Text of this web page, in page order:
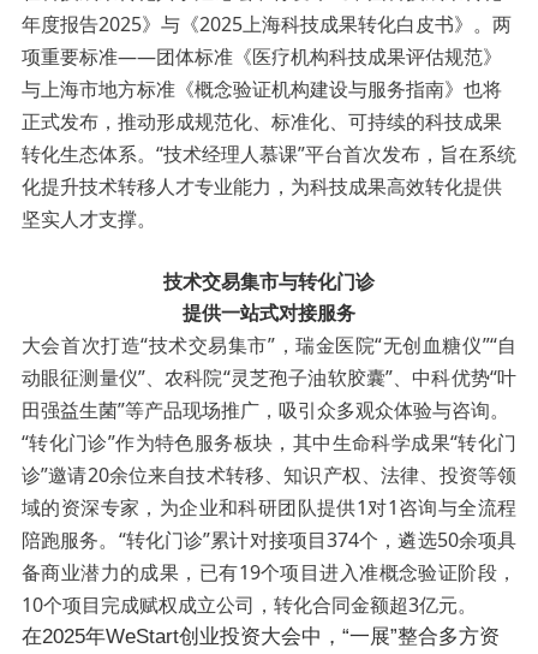
年度报告2025》与《2025上海科技成果转化白皮书》。两
项重要标准——团体标准《医疗机构科技成果评估规范》
与上海市地方标准《概念验证机构建设与服务指南》也将
正式发布，推动形成规范化、标准化、可持续的科技成果
转化生态体系。“技术经理人慕课”平台首次发布，旨在系统
化提升技术转移人才专业能力，为科技成果高效转化提供
坚实人才支撑。
技术交易集市与转化门诊
提供一站式对接服务
大会首次打造“技术交易集市”，瑞金医院“无创血糖仪”“自
动眼征测量仪”、农科院“灵芝孢子油软胶囊”、中科优势“叶
田强益生菌”等产品现场推广，吸引众多观众体验与咨询。
“转化门诊”作为特色服务板块，其中生命科学成果“转化门
诊”邀请20余位来自技术转移、知识产权、法律、投资等领
域的资深专家，为企业和科研团队提供1对1咨询与全流程
陪跑服务。“转化门诊”累计对接项目374个，遴选50余项具
备商业潜力的成果，已有19个项目进入准概念验证阶段，
10个项目完成赋权成立公司，转化合同金额超3亿元。
在2025年WeStart创业投资大会中，“一展”整合多方资